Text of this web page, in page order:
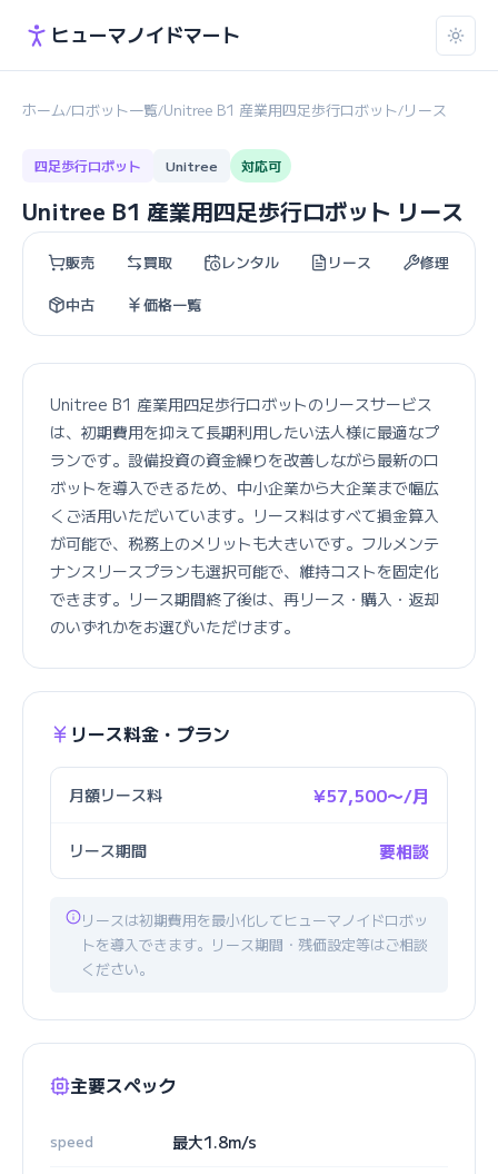
ヒューマノイドマート
ホーム/ロボット一覧/Unitree B1 産業用四足歩行ロボット/リース
四足歩行ロボット Unitree 対応可
Unitree B1 産業用四足歩行ロボット リース
販売 買取 レンタル リース
修理
中古
価格一覧
Unitree B1 産業用四足歩行ロボットのリースサービス
は、初期費用を抑えて長期利用したい法人様に最適なプ
ランです。設備投資の資金繰りを改善しながら最新のロ
ボットを導入できるため、中小企業から大企業まで幅広
くご活用いただいています。リース料はすべて損金算入
が可能で、税務上のメリットも大きいです。フルメンテ
ナンスリースプランも選択可能で、維持コストを固定化
できます。リース期間終了後は、再リース・購入・返却
のいずれかをお選びいただけます。
リース料金・プラン
月額リース料 ¥57,500〜/月
リース期間 要相談
リースは初期費用を最小化してヒューマノイドロボッ
トを導入できます。リース期間・残価設定等はご相談
ください。
主要スペック
speed 最大1.8m/s